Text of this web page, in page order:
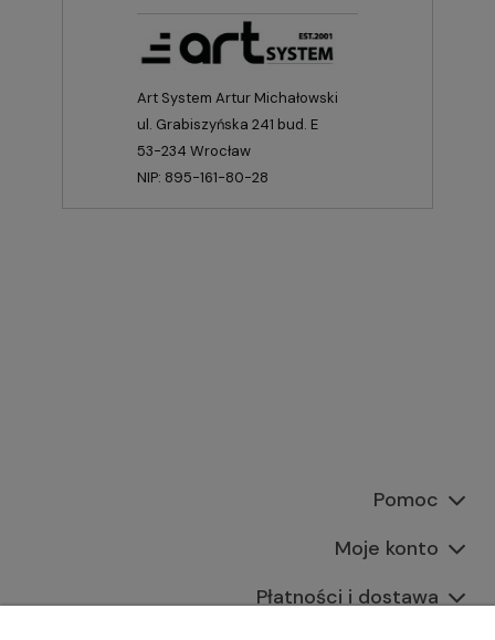
Art System Artur Michałowski
ul. Grabiszyńska 241 bud. E
53-234 Wrocław
NIP: 895-161-80-28
Pomoc
Moje konto
Płatności i dostawa